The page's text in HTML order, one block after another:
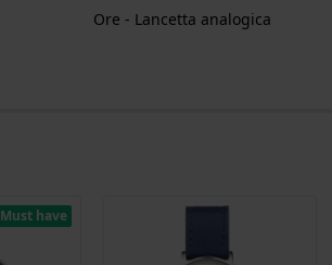
Ore - Lancetta analogica
Must have